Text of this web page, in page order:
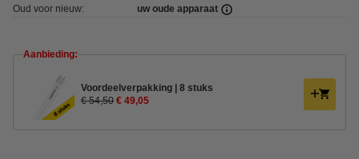
Oud voor nieuw: uw oude apparaat
Aanbieding:
Voordeelverpakking | 8 stuks
€ 54,50 € 49,05